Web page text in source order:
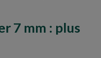
7 mm : plus